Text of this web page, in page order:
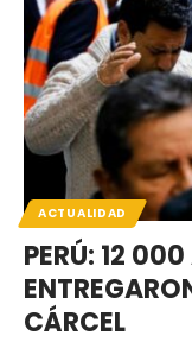
ACTUALIDAD
PERÚ: 12
CÁRCEL